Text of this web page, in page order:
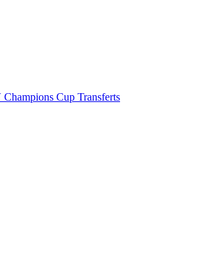
Champions Cup Transferts